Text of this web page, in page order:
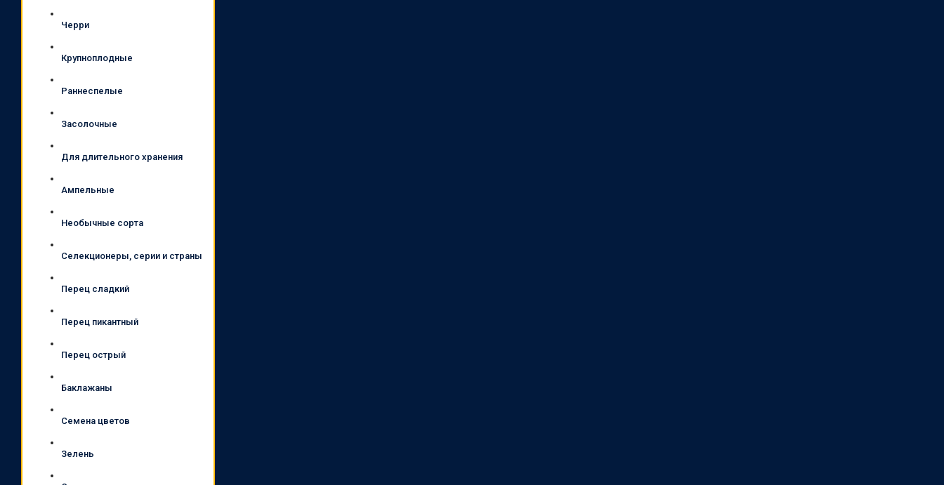
Черри
Крупноплодные
Раннеспелые
Засолочные
Для длительного хранения
Ампельные
Необычные сорта
Селекционеры, серии и страны
Перец сладкий
Перец пикантный
Перец острый
Баклажаны
Семена цветов
Зелень